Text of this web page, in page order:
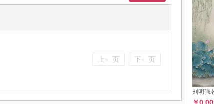
上一页 下一页
刘明强
￥